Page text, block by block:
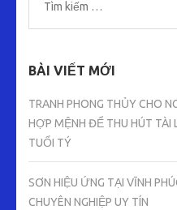
Tìm
kiếm
BÀI VIẾT MỚI
TRANH PHONG THỦY CHO
HỢP MỆNH ĐỂ THU HÚT TÀI
TUỔI TÝ
SƠN HIỆU ỨNG TẠI VĨNH
CHUYÊN NGHIỆP UY TÍN